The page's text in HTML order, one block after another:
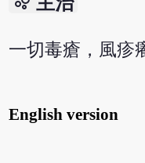
一切毒瘡，風疹
English version